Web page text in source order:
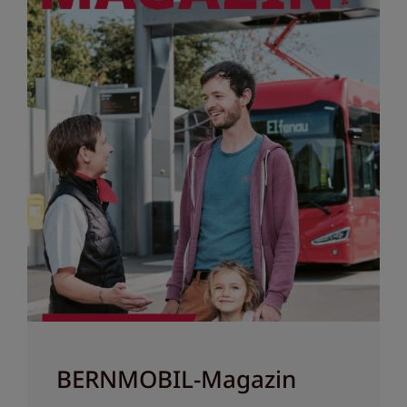
BERNMOBIL-Magazin